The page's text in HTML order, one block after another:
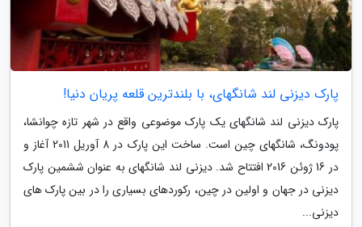
پارک دیزنی لند شانگهای، با بلندترین قلعه پریان دنیا!
پارک دیزنی لند شانگهای یک پارک موضوعی واقع در شهر تازه چوانشا،
پودونگ، شانگهای چین است. ساخت این پارک در 8 آوریل 2011 آغاز و
در 16 ژوئن 2016 افتتاح شد. دیزنی لند شانگهای به عنوان ششمین پارک
دیزنی در جهان و اولین در چین، رکوردهای بسیاری را در بین پارک های
دیزنی...